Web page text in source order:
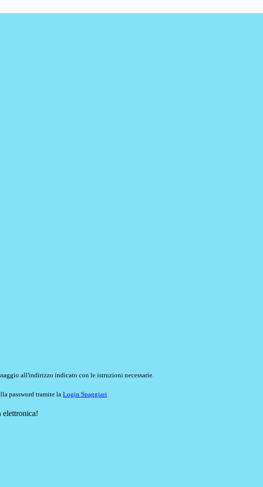
all'indirizzo indicato con le istruzioni necessarie.
password tramite la Login Spaggiari
elettronica!